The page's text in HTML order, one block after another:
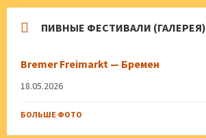
ПИВНЫЕ ФЕСТИВАЛИ (ГАЛЕРЕЯ)
Bremer Freimarkt — Бремен
18.05.2026
БОЛЬШЕ ФОТО